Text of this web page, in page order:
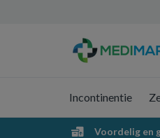
Incontinentie
Voordelig en